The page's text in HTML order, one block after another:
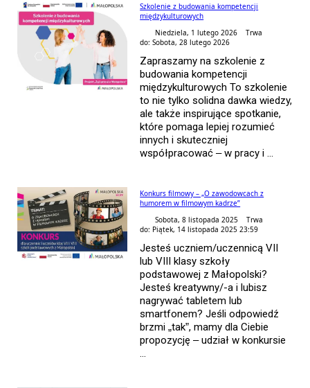
Szkolenie z budowania kompetencji
międzykulturowych
Niedziela, 1 lutego 2026 Trwa
do: Sobota, 28 lutego 2026
Zapraszamy na szkolenie z
budowania kompetencji
międzykulturowych To szkolenie
to nie tylko solidna dawka wiedzy,
ale także inspirujące spotkanie,
które pomaga lepiej rozumieć
innych i skuteczniej
współpracować – w pracy i ...
Konkurs filmowy – „O zawodowcach z
humorem w filmowym kadrze”
Sobota, 8 listopada 2025 Trwa
do: Piątek, 14 listopada 2025 23:59
Jesteś uczniem/uczennicą VII
lub VIII klasy szkoły
podstawowej z Małopolski?
Jesteś kreatywny/-a i lubisz
nagrywać tabletem lub
smartfonem? Jeśli odpowiedź
brzmi „tak”, mamy dla Ciebie
propozycję – udział w konkursie